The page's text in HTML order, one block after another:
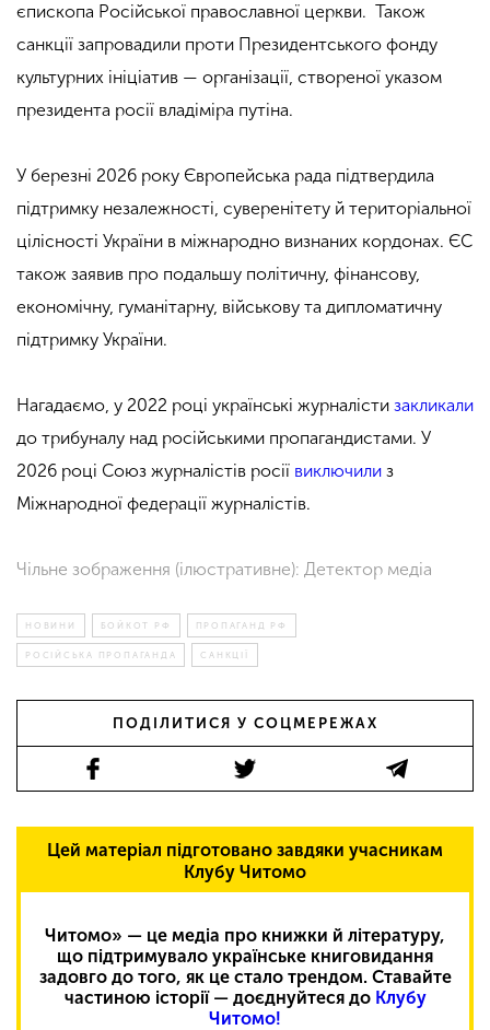
єпископа Російської православної церкви. Також
санкції запровадили проти Президентського фонду
культурних ініціатив — організації, створеної указом
президента росії владіміра путіна.
У березні 2026 року Європейська рада підтвердила
підтримку незалежності, суверенітету й територіальної
цілісності України в міжнародно визнаних кордонах. ЄС
також заявив про подальшу політичну, фінансову,
економічну, гуманітарну, військову та дипломатичну
підтримку України.
Нагадаємо, у 2022 році українські журналісти закликали
до трибуналу над російськими пропагандистами. У
2026 році Союз журналістів росії виключили з
Міжнародної федерації журналістів.
Чільне зображення (ілюстративне): Детектор медіа
НОВИНИ БОЙКОТ РФ ПРОПАГАНД РФ
РОСІЙСЬКА ПРОПАГАНДА САНКЦІЇ
ПОДІЛИТИСЯ У СОЦМЕРЕЖАХ
Цей матеріал підготовано завдяки учасникам
Клубу Читомо
Читомо» — це медіа про книжки й літературу,
що підтримувало українське книговидання
задовго до того, як це стало трендом. Ставайте
частиною історії — доєднуйтеся до Клубу
Читомо!